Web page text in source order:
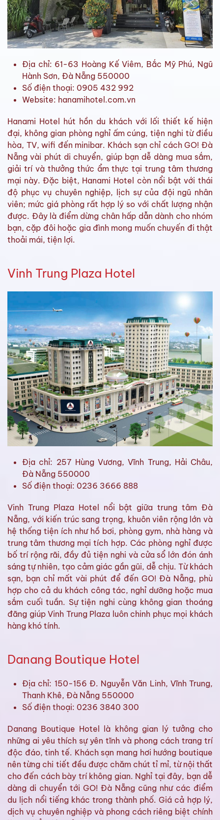
Địa chỉ: 61-63 Hoàng Kế Viêm, Bắc Mỹ Phú, Ngũ
Hành Sơn, Đà Nẵng 550000
Số điện thoại: 0905 432 992
Website: hanamihotel.com.vn
Hanami Hotel hút hồn du khách với lối thiết kế hiện
đại, không gian phòng nghỉ ấm cúng, tiện nghi từ điều
hòa, TV, wifi đến minibar. Khách sạn chỉ cách GO! Đà
Nẵng vài phút di chuyển, giúp bạn dễ dàng mua sắm,
giải trí và thưởng thức ẩm thực tại trung tâm thương
mại này. Đặc biệt, Hanami Hotel còn nổi bật với thái
độ phục vụ chuyên nghiệp, lịch sự của đội ngũ nhân
viên; mức giá phòng rất hợp lý so với chất lượng nhận
được. Đây là điểm dừng chân hấp dẫn dành cho nhóm
bạn, cặp đôi hoặc gia đình mong muốn chuyến đi thật
thoải mái, tiện lợi.
Vinh Trung Plaza Hotel
Địa chỉ: 257 Hùng Vương, Vĩnh Trung, Hải Châu,
Đà Nẵng 550000
Số điện thoại: 0236 3666 888
Vinh Trung Plaza Hotel nổi bật giữa trung tâm Đà
Nẵng, với kiến trúc sang trọng, khuôn viên rộng lớn và
hệ thống tiện ích như hồ bơi, phòng gym, nhà hàng và
trung tâm thương mại tích hợp. Các phòng nghỉ được
bố trí rộng rãi, đầy đủ tiện nghi và cửa sổ lớn đón ánh
sáng tự nhiên, tạo cảm giác gần gũi, dễ chịu. Từ khách
sạn, bạn chỉ mất vài phút để đến GO! Đà Nẵng, phù
hợp cho cả du khách công tác, nghỉ dưỡng hoặc mua
sắm cuối tuần. Sự tiện nghi cùng không gian thoáng
đãng giúp Vinh Trung Plaza luôn chinh phục mọi khách
hàng khó tính.
Danang Boutique Hotel
Địa chỉ: 150-156 Đ. Nguyễn Văn Linh, Vĩnh Trung,
Thanh Khê, Đà Nẵng 550000
Số điện thoại: 0236 3840 300
Danang Boutique Hotel là không gian lý tưởng cho
những ai yêu thích sự yên tĩnh và phong cách trang trí
độc đáo, tinh tế. Khách sạn mang hơi hướng boutique
nên từng chi tiết đều được chăm chút tỉ mỉ, từ nội thất
cho đến cách bày trí không gian. Nghỉ tại đây, bạn dễ
dàng di chuyển tới GO! Đà Nẵng cũng như các điểm
du lịch nổi tiếng khác trong thành phố. Giá cả hợp lý,
dịch vụ chuyên nghiệp và phong cách riêng biệt chính